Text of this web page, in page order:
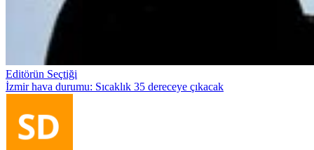
Editörün Seçtiği
İzmir hava durumu: Sıcaklık 35 dereceye çıkacak